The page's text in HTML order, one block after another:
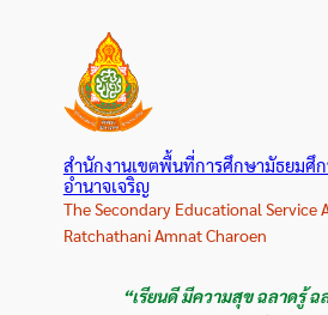
สำนักงานเขตพื้นที่การศึกษามัธยมศึ
อำนาจเจริญ
The Secondary Educational Service
Ratchathani Amnat Charoen
“เรียนดี มีความสุข ฉลาดรู้